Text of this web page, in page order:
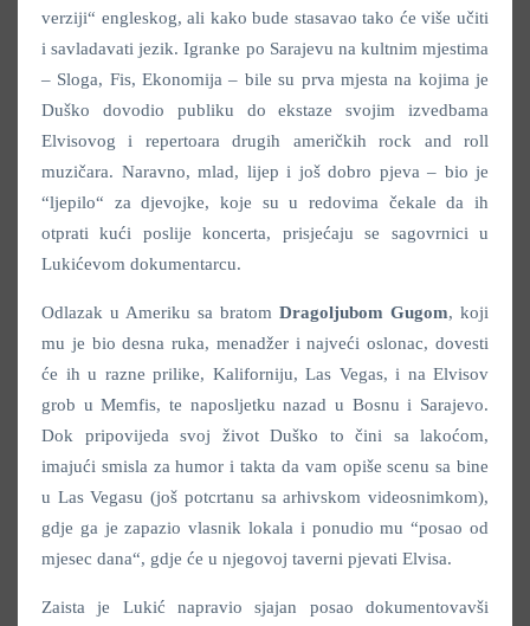
verziji“ engleskog, ali kako bude stasavao tako će više učiti
i savladavati jezik. Igranke po Sarajevu na kultnim mjestima
– Sloga, Fis, Ekonomija – bile su prva mjesta na kojima je
Duško dovodio publiku do ekstaze svojim izvedbama
Elvisovog i repertoara drugih američkih rock and roll
muzičara. Naravno, mlad, lijep i još dobro pjeva – bio je
“ljepilo“ za djevojke, koje su u redovima čekale da ih
otprati kući poslije koncerta, prisjećaju se sagovrnici u
Lukićevom dokumentarcu.
Odlazak u Ameriku sa bratom Dragoljubom Gugom, koji
mu je bio desna ruka, menadžer i najveći oslonac, dovesti
će ih u razne prilike, Kaliforniju, Las Vegas, i na Elvisov
grob u Memfis, te naposljetku nazad u Bosnu i Sarajevo.
Dok pripovijeda svoj život Duško to čini sa lakoćom,
imajući smisla za humor i takta da vam opiše scenu sa bine
u Las Vegasu (još potcrtanu sa arhivskom videosnimkom),
gdje ga je zapazio vlasnik lokala i ponudio mu “posao od
mjesec dana“, gdje će u njegovoj taverni pjevati Elvisa.
Zaista je Lukić napravio sjajan posao dokumentovavši